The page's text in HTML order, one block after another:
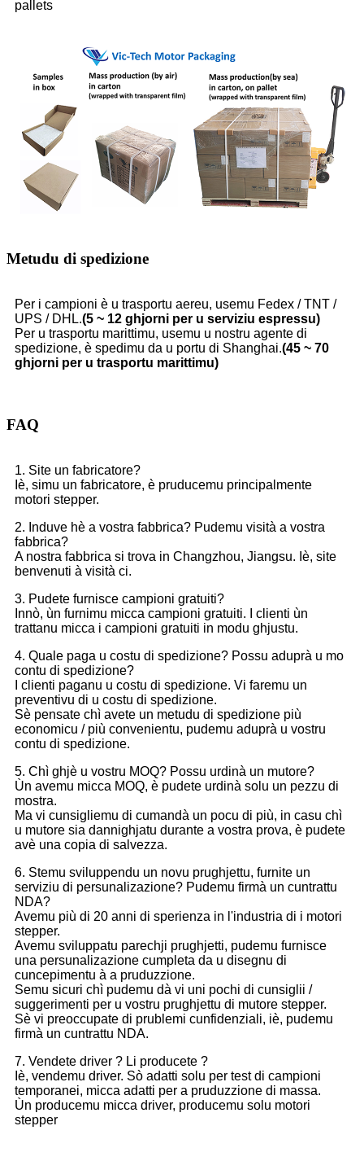
pallets
Metudu di spedizione
Per i campioni è u trasportu aereu, usemu Fedex / TNT /
UPS / DHL.(5 ~ 12 ghjorni per u serviziu espressu)
Per u trasportu marittimu, usemu u nostru agente di
spedizione, è spedimu da u portu di Shanghai.(45 ~ 70
ghjorni per u trasportu marittimu)
FAQ
1. Site un fabricatore?
Iè, simu un fabricatore, è pruducemu principalmente
motori stepper.
2. Induve hè a vostra fabbrica? Pudemu visità a vostra
fabbrica?
A nostra fabbrica si trova in Changzhou, Jiangsu. Iè, site
benvenuti à visità ci.
3. Pudete furnisce campioni gratuiti?
Innò, ùn furnimu micca campioni gratuiti. I clienti ùn
trattanu micca i campioni gratuiti in modu ghjustu.
4. Quale paga u costu di spedizione? Possu aduprà u mo
contu di spedizione?
I clienti paganu u costu di spedizione. Vi faremu un
preventivu di u costu di spedizione.
Sè pensate chì avete un metudu di spedizione più
economicu / più convenientu, pudemu aduprà u vostru
contu di spedizione.
5. Chì ghjè u vostru MOQ? Possu urdinà un mutore?
Ùn avemu micca MOQ, è pudete urdinà solu un pezzu di
mostra.
Ma vi cunsigliemu di cumandà un pocu di più, in casu chì
u mutore sia dannighjatu durante a vostra prova, è pudete
avè una copia di salvezza.
6. Stemu sviluppendu un novu prughjettu, furnite un
serviziu di persunalizazione? Pudemu firmà un cuntrattu
NDA?
Avemu più di 20 anni di sperienza in l'industria di i motori
stepper.
Avemu sviluppatu parechji prughjetti, pudemu furnisce
una persunalizazione cumpleta da u disegnu di
cuncepimentu à a pruduzzione.
Semu sicuri chì pudemu dà vi uni pochi di cunsiglii /
suggerimenti per u vostru prughjettu di mutore stepper.
Sè vi preoccupate di prublemi cunfidenziali, iè, pudemu
firmà un cuntrattu NDA.
7. Vendete driver ? Li producete ?
Iè, vendemu driver. Sò adatti solu per test di campioni
temporanei, micca adatti per a pruduzzione di massa.
Ùn producemu micca driver, producemu solu motori
stepper